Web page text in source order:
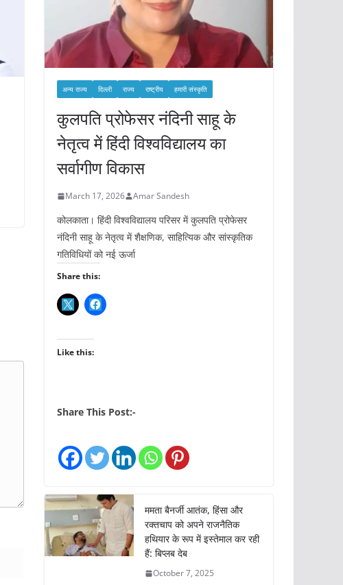
अन्य राज्य दिल्ली राज्य राष्ट्रीय हमारी संस्कृति
कुलपति प्रोफेसर नंदिनी साहू के
नेतृत्व में हिंदी विश्वविद्यालय का
सर्वागीण विकास
March 17, 2026 Amar Sandesh
कोलकाता। हिंदी विश्वविद्यालय परिसर में कुलपति प्रोफेसर
नंदिनी साहू के नेतृत्व में शैक्षणिक, साहित्यिक और सांस्कृतिक
गतिविधियों को नई ऊर्जा
Share this:
Like this:
Share This Post:-
ममता बैनर्जी आतंक, हिंसा और
रक्तचाप को अपने राजनैतिक
हथियार के रूप में इस्तेमाल कर रही
हैं: बिप्लब देब
October 7, 2025